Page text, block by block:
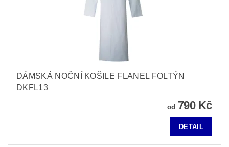
DÁMSKÁ NOČNÍ KOŠILE FLANEL FOLTÝN
DKFL13
od 790 Kč
DETAIL